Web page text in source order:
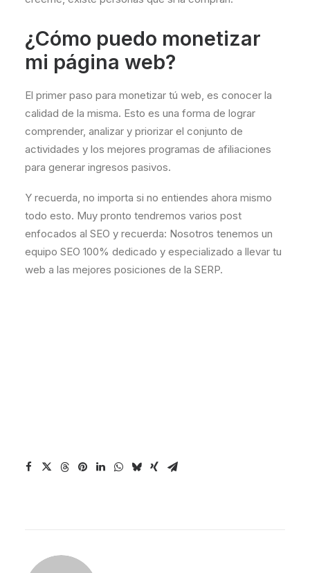
¿Cómo puedo monetizar
mi página web?
El primer paso para monetizar tú web, es conocer la
calidad de la misma. Esto es una forma de lograr
comprender, analizar y priorizar el conjunto de
actividades y los mejores programas de afiliaciones
para generar ingresos pasivos.
Y recuerda, no importa si no entiendes ahora mismo
todo esto. Muy pronto tendremos varios post
enfocados al SEO y recuerda: Nosotros tenemos un
equipo SEO 100% dedicado y especializado a llevar tu
web a las mejores posiciones de la SERP.